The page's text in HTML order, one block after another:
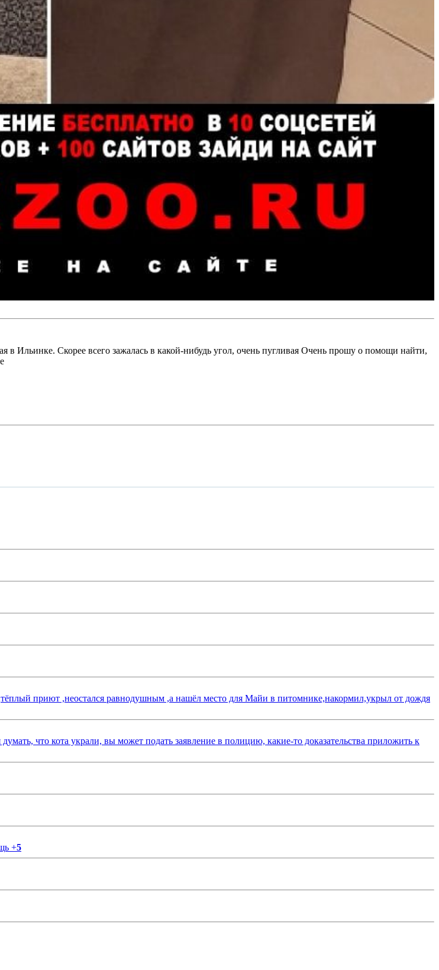
в Ильинке. Скорее всего зажалась в какой-нибудь угол, очень пугливая Очень прошу о помощи найти,
приют ,неостался равнодушным ,а нашёл место для Майи в питомнике,накормил,укрыл от дождя
что кота украли, вы может подать заявление в полицию, какие-то доказательства приложить к
+5